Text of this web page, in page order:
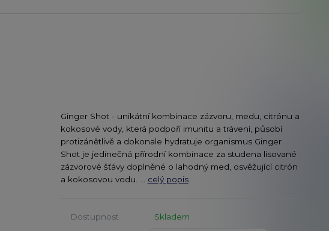
Ginger Shot - unikátní kombinace zázvoru, medu, citrónu a
kokosové vody, která podpoří imunitu a trávení, působí
protizánětlivě a dokonale hydratuje organismus Ginger
Shot je jedinečná přírodní kombinace za studena lisované
zázvorové šťávy doplněné o lahodný med, osvěžující citrón
a kokosovou vodu. ... celý popis
Dostupnost Skladem